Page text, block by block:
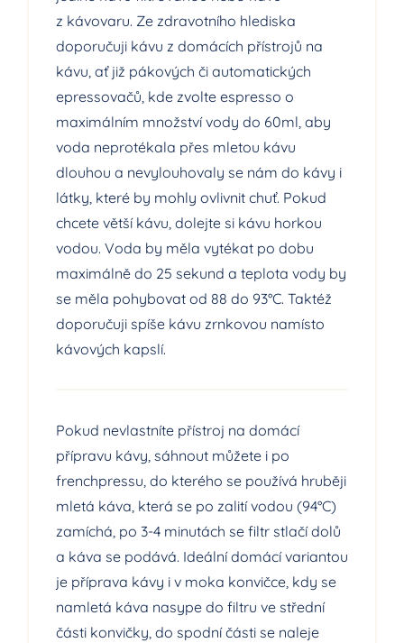
z kávovaru. Ze zdravotního hlediska
doporučuji kávu z domácích přístrojů na
kávu, ať již pákových či automatických
epressovačů, kde zvolte espresso o
maximálním množství vody do 60ml, aby
voda neprotékala přes mletou kávu
dlouhou a nevylouhovaly se nám do kávy i
látky, které by mohly ovlivnit chuť. Pokud
chcete větší kávu, dolejte si kávu horkou
vodou. Voda by měla vytékat po dobu
maximálně do 25 sekund a teplota vody by
se měla pohybovat od 88 do 93°C. Taktéž
doporučuji spíše kávu zrnkovou namísto
kávových kapslí.
Pokud nevlastníte přístroj na domácí
přípravu kávy, sáhnout můžete i po
frenchpressu, do kterého se používá hruběji
mletá káva, která se po zalití vodou (94°C)
zamíchá, po 3-4 minutách se filtr stlačí dolů
a káva se podává. Ideální domácí variantou
je příprava kávy i v moka konvičce, kdy se
namletá káva nasype do filtru ve střední
části konvičky, do spodní části se naleje